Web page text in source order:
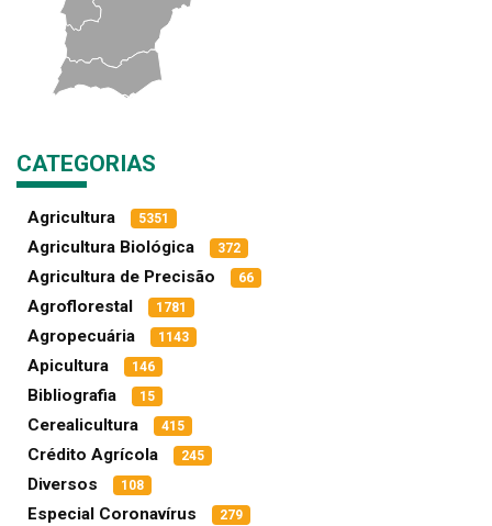
CATEGORIAS
Agricultura 5351
Agricultura Biológica 372
Agricultura de Precisão 66
Agroflorestal 1781
Agropecuária 1143
Apicultura 146
Bibliografia 15
Cerealicultura 415
Crédito Agrícola 245
Diversos 108
Especial Coronavírus 279